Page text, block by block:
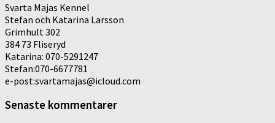
Svarta Majas Kennel
Stefan och Katarina Larsson
Grimhult 302
384 73 Fliseryd
Katarina: 070-5291247
Stefan:070-6677781
e-post:svartamajas@icloud.com
Senaste kommentarer